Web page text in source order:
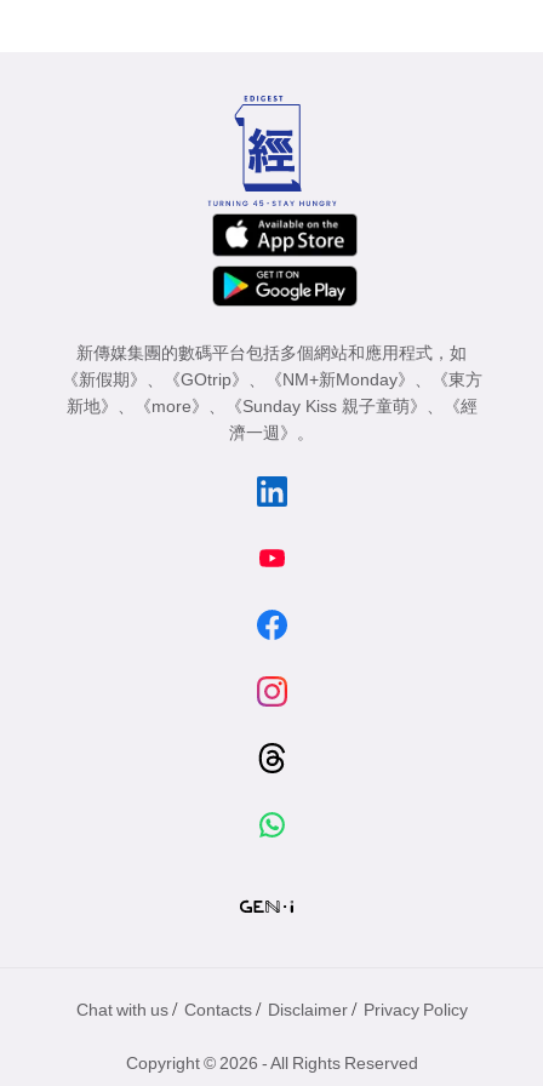
新傳媒集團的數碼平台包括多個網站和應用程式，如
《新假期》
《GOtrip》 《NM+新Monday》
《東方
新地》
《more》 《Sunday Kiss 親子童萌》
《經
濟一週》
。
Chat with us / Contacts / Disclaimer / Privacy Policy
Copyright © 2026 - All Rights Reserved